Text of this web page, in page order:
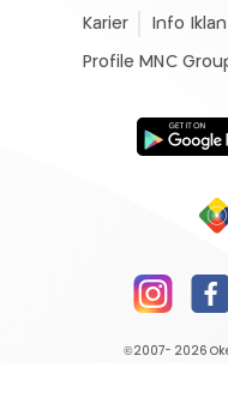
Karier Info Iklan
Profile MNC
©2007- 2026